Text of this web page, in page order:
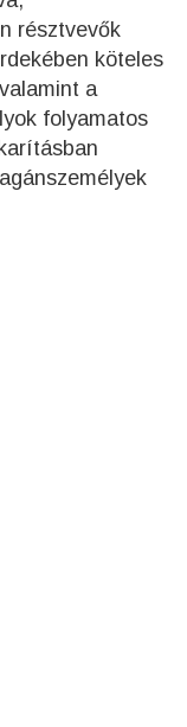
résztvevők
köteles
a
folyamatos